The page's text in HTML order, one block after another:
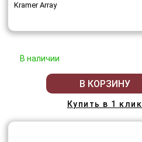
Kramer Array
В наличии
В КОРЗИНУ
Купить в 1 клик